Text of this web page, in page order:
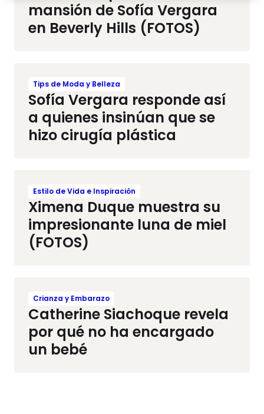
mansión de Sofía Vergara
en Beverly Hills (FOTOS)
Tips de Moda y Belleza
Sofía Vergara responde así
a quienes insinúan que se
hizo cirugía plástica
Estilo de Vida e Inspiración
Ximena Duque muestra su
impresionante luna de miel
(FOTOS)
Crianza y Embarazo
Catherine Siachoque revela
por qué no ha encargado
un bebé